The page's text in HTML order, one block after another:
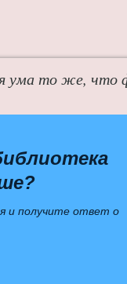
ума то же, что
и получите ответ о